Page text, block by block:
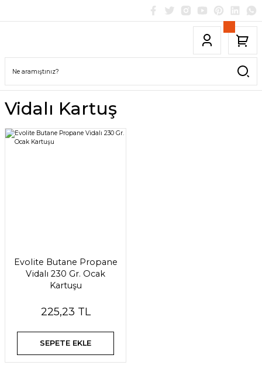
Vidalı Kartuş
Evolite Butane Propane
Vidalı 230 Gr. Ocak
Kartuşu
225,23 TL
SEPETE EKLE